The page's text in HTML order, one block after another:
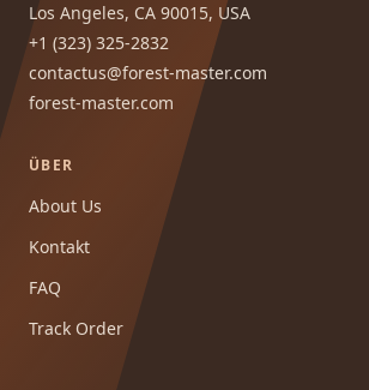
Los Angeles, CA 90015, USA
+1 (323) 325-2832
contactus@forest-master.com
forest-master.com
ÜBER
About Us
Kontakt
FAQ
Track Order